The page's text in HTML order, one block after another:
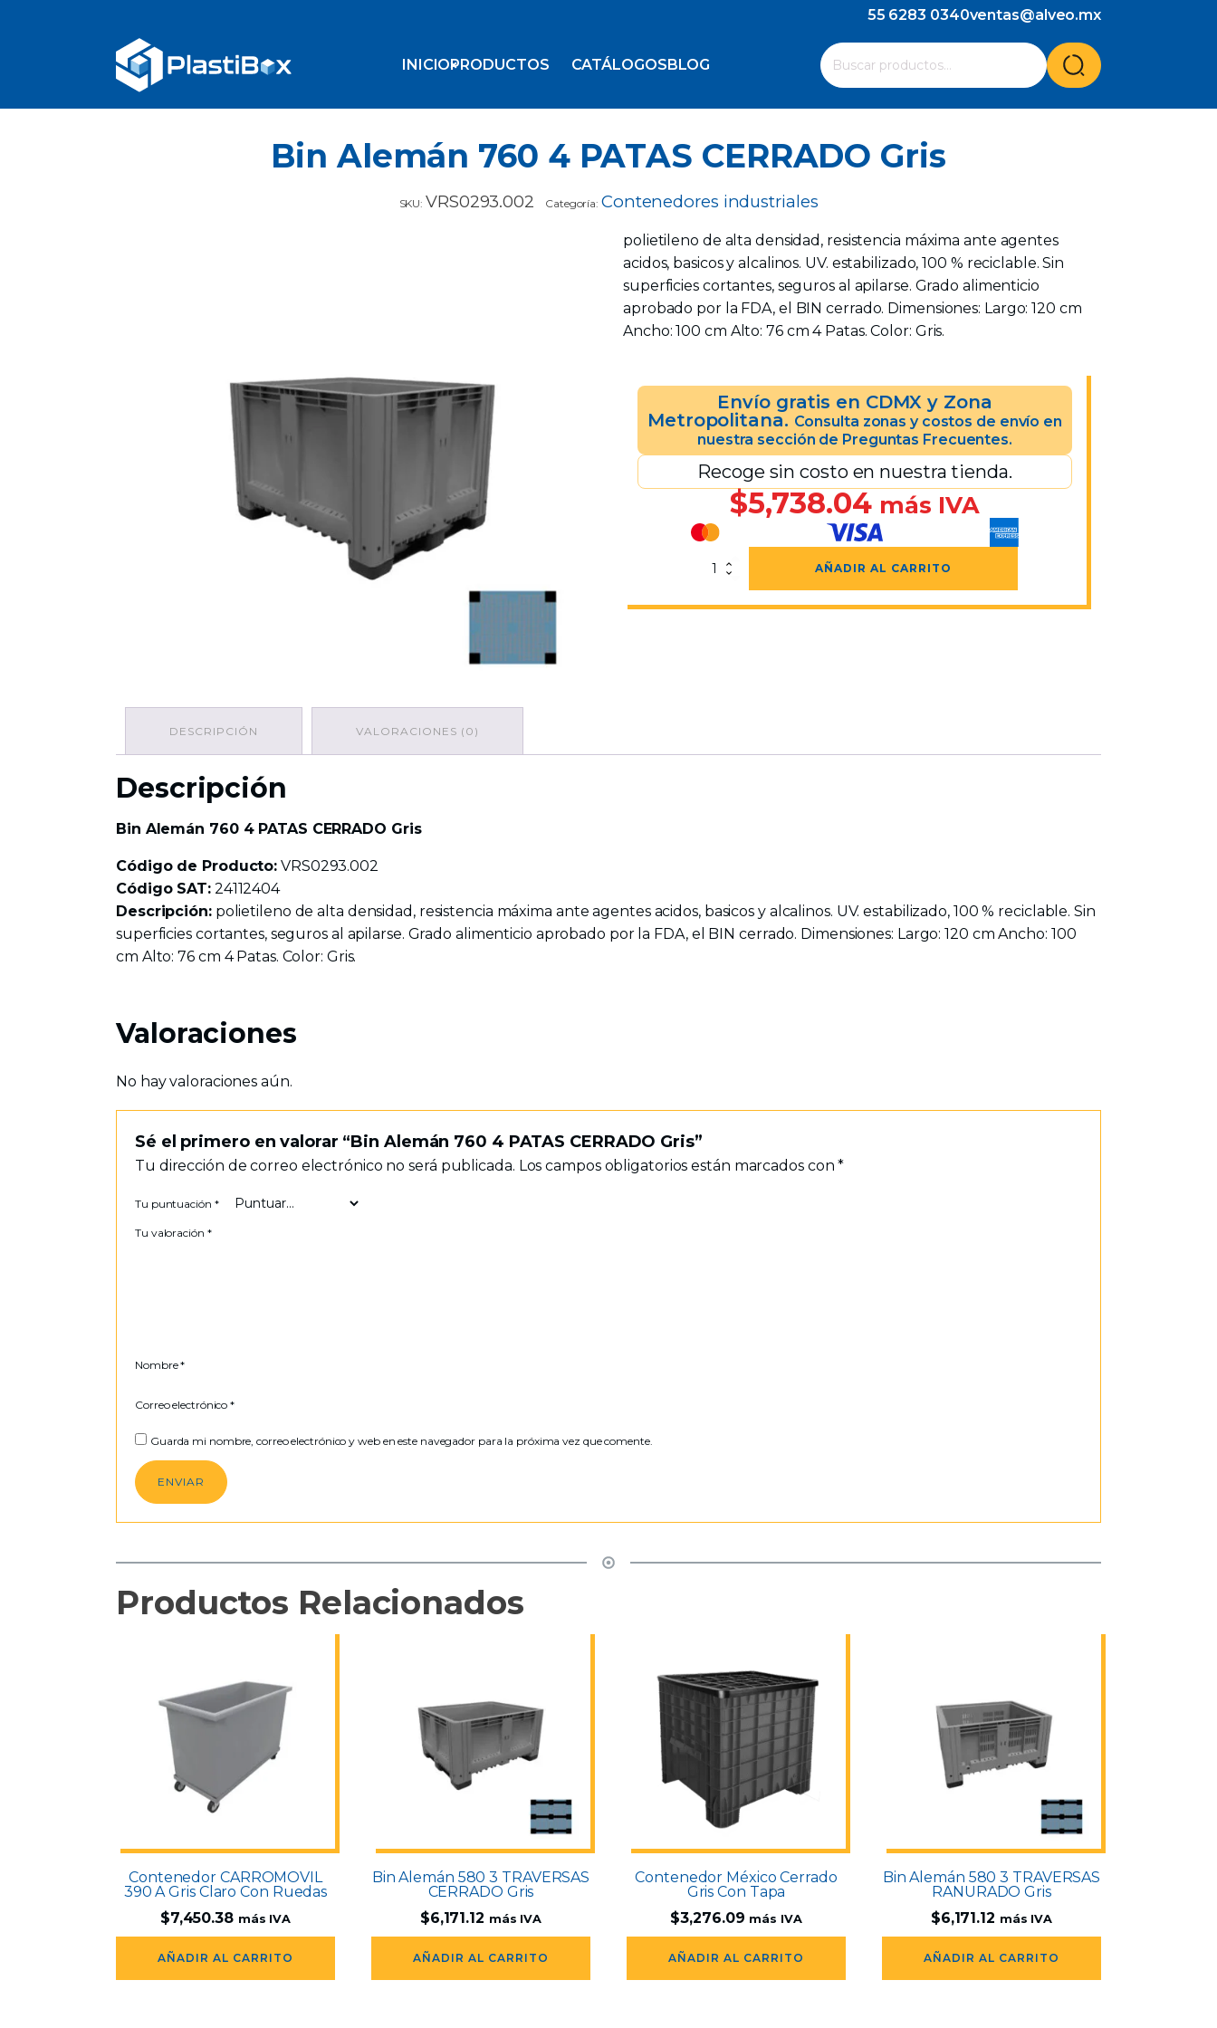
55 6283 0340ventas@alveo.mx
INICIOPRODUCTOS CATÁLOGOSBLOG
Buscar
por:
Cuando hay resultados autocompletados, puedes
Bin Alemán 760 4 PATAS CERRADO Gris
SKU: VRS0293.002 Categoría: Contenedores industriales
polietileno de alta densidad, resistencia máxima ante agentes
acidos, basicos y alcalinos. UV. estabilizado, 100 % reciclable. Sin
superficies cortantes, seguros al apilarse. Grado alimenticio
aprobado por la FDA, el BIN cerrado. Dimensiones: Largo: 120 cm
Ancho: 100 cm Alto: 76 cm 4 Patas. Color: Gris.
Envío gratis en CDMX y Zona
Metropolitana. Consulta zonas y costos de envío en
nuestra sección de Preguntas Frecuentes.
Recoge sin costo en nuestra tienda.
$5,738.04 más IVA
AÑADIR AL CARRITO
DESCRIPCIÓN VALORACIONES (0)
Descripción
Bin Alemán 760 4 PATAS CERRADO Gris
Código de Producto: VRS0293.002
Código SAT:24112404
Descripción:polietileno de alta densidad, resistencia máxima ante agentes acidos, basicos y alcalinos. UV. estabilizado, 100 % reciclable. Sin
superficies cortantes, seguros al apilarse. Grado alimenticio aprobado por la FDA, el BIN cerrado. Dimensiones: Largo: 120 cm Ancho: 100
cm Alto: 76 cm 4 Patas. Color: Gris.
Valoraciones
No hay valoraciones aún.
Sé el primero en valorar “Bin Alemán 760 4 PATAS CERRADO Gris”
Tu dirección de correo electrónico no será publicada. Los campos obligatorios están marcados con*
Tu puntuación *
Tu valoración *
Nombre*
Correo electrónico*
Guarda mi nombre, correo electrónico y web en este navegador para la próxima vez que comente.
Productos Relacionados
Contenedor CARROMOVIL
390 A Gris Claro Con Ruedas
$7,450.38 más IVA
AÑADIR AL CARRITO
Bin Alemán 580 3 TRAVERSAS
CERRADO Gris
$6,171.12 más IVA
AÑADIR AL CARRITO
Contenedor México Cerrado
Gris Con Tapa
$3,276.09 más IVA
AÑADIR AL CARRITO
Bin Alemán 580 3 TRAVERSAS
RANURADO Gris
$6,171.12 más IVA
AÑADIR AL CARRITO